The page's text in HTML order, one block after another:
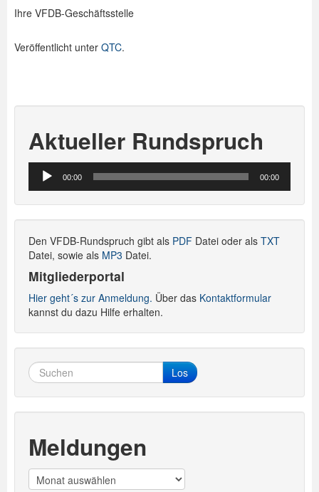
Ihre VFDB-Geschäftsstelle
Veröffentlicht unter QTC.
Aktueller Rundspruch
Audio-
Player
00:00 00:00
Den VFDB-Rundspruch gibt als PDF Datei oder als TXT
Datei, sowie als MP3 Datei.
Mitgliederportal
Hier geht´s zur Anmeldung. Über das Kontaktformular
kannst du dazu Hilfe erhalten.
Los
Meldungen
Meldungen